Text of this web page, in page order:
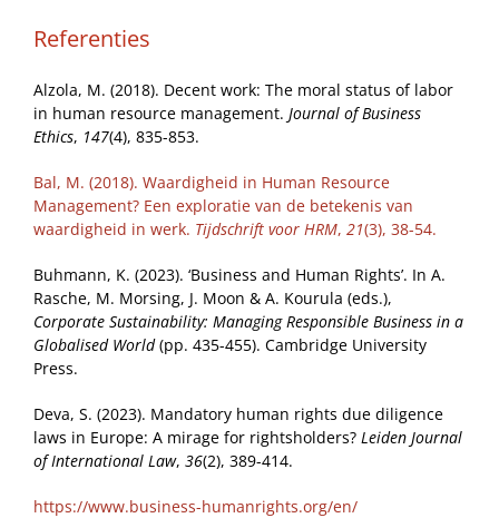
Referenties
Alzola, M. (2018). Decent work: The moral status of labor
in human resource management. Journal of Business
Ethics, 147(4), 835-853.
Bal, M. (2018). Waardigheid in Human Resource
Management? Een exploratie van de betekenis van
waardigheid in werk. Tijdschrift voor HRM, 21(3), 38-54.
Buhmann, K. (2023). ‘Business and Human Rights’. In A.
Rasche, M. Morsing, J. Moon & A. Kourula (eds.),
Corporate Sustainability: Managing Responsible Business in a
Globalised World(pp. 435-455). Cambridge University
Press.
Deva, S. (2023). Mandatory human rights due diligence
laws in Europe: A mirage for rightsholders? Leiden Journal
of International Law, 36(2), 389-414.
https://www.business-humanrights.org/en/